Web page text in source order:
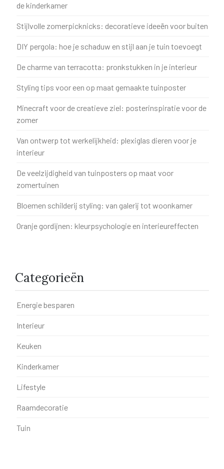
de kinderkamer
Stijlvolle zomerpicknicks: decoratieve ideeën voor buiten
DIY pergola: hoe je schaduw en stijl aan je tuin toevoegt
De charme van terracotta: pronkstukken in je interieur
Styling tips voor een op maat gemaakte tuinposter
Minecraft voor de creatieve ziel: posterinspiratie voor de
zomer
Van ontwerp tot werkelijkheid: plexiglas dieren voor je
interieur
De veelzijdigheid van tuinposters op maat voor
zomertuinen
Bloemen schilderij styling: van galerij tot woonkamer
Oranje gordijnen: kleurpsychologie en interieureffecten
Categorieën
Energie besparen
Interieur
Keuken
Kinderkamer
Lifestyle
Raamdecoratie
Tuin